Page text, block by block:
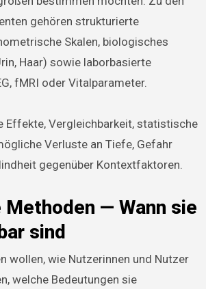
gehören strukturierte
Skalen, biologisches
Haar) sowie laborbasierte
fMRI oder Vitalparameter.
Effekte, Vergleichbarkeit, statistische
Verluste an Tiefe, Gefahr
gegenüber Kontextfaktoren.
— Wann sie
sind
wollen, wie Nutzerinnen und Nutzer
welche Bedeutungen sie